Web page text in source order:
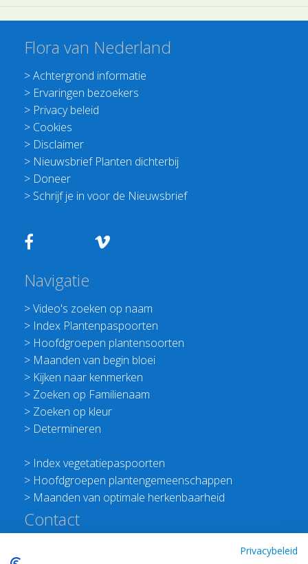
Flora van Nederland
>Achtergrond informatie
> Ervaringen bezoekers
> Privacy beleid
> Cookies
> Disclaimer
> Nieuwsbrief Planten dichterbij
> Doneer
> Schrijf je in voor de Nieuwsbrief
Navigatie
>Video's zoeken op naam
> Index Plantenpaspoorten
> Hoofdgroepen plantensoorten
> Maanden van begin bloei
> Kijken naar kenmerken
> Zoeken op Familienaam
> Zoeken op kleur
> Determineren
> Index vegetatiepaspoorten
> Hoofdgroepen plantengemeenschappen
> Maanden van optimale herkenbaarheid
Contact
Privacybeleid